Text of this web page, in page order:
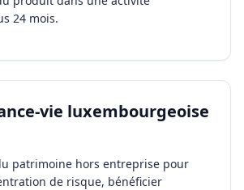
24 mois.
vie luxembourgeoise
patrimoine hors entreprise pour
de risque, bénéficier